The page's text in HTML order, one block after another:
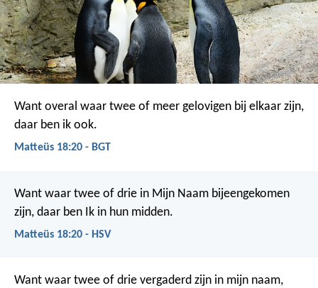
Want overal waar twee of meer gelovigen bij elkaar zijn,
daar ben ik ook.
Matteüs 18:20 - BGT
Want waar twee of drie in Mijn Naam bijeengekomen
zijn, daar ben Ik in hun midden.
Matteüs 18:20 - HSV
Want waar twee of drie vergaderd zijn in mijn naam,